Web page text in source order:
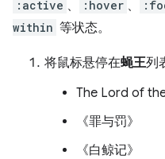
:active 、 :hover 、
within 等状态。
将鼠标悬停在蝇王列
The Lord of
《罪与罚》
《白鲸记》